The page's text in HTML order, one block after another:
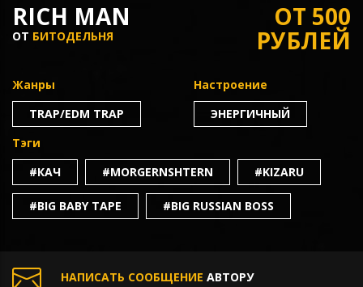
RICH MAN
ОТ БИТОДЕЛЬНЯ
ОТ 500
РУБЛЕЙ
Жанры
TRAP/EDM TRAP
Настроение
ЭНЕРГИЧНЫЙ
Тэги
#КАЧ
#MORGERNSHTERN #KIZARU
#BIG BABY TAPE #BIG RUSSIAN BOSS
НАПИСАТЬ СООБЩЕНИЕ АВТОРУ